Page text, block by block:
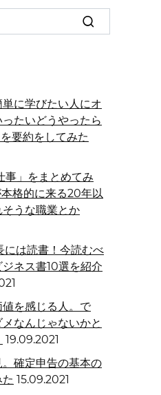
に学びたい人にオ
たいどうやったら
要約をしてみた
事」をまとめてみ
格的に来る20年以
うな職業とか
には読書！今読むべ
ネス書10選を紹介
を感じる人。で
なんじゃないかと
19.09.2021
確定申告の基本の
15.09.2021